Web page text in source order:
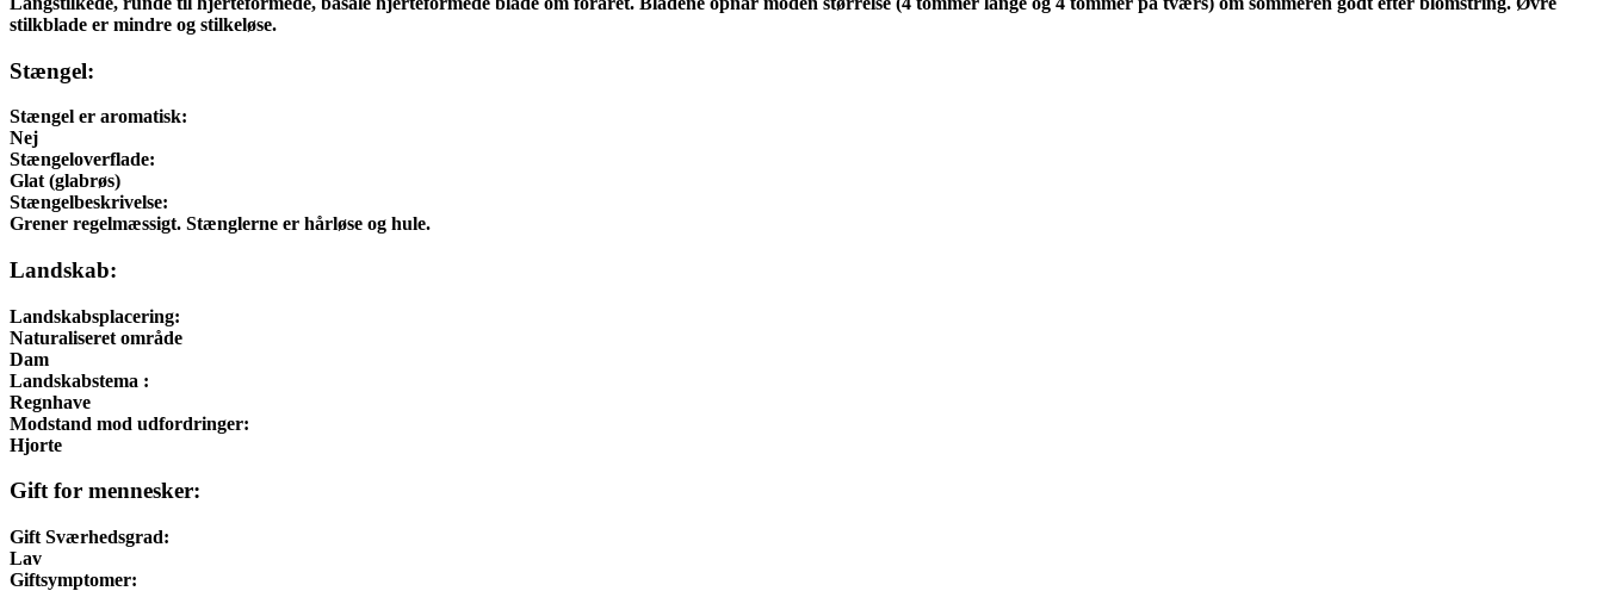
stilkblade er mindre og stilkeløse.
Stængel:
Stængel er aromatisk:
Nej
Stængeloverflade:
Glat (glabrøs)
Stængelbeskrivelse:
Grener regelmæssigt. Stænglerne er hårløse og hule.
Landskab:
Landskabsplacering:
Naturaliseret område
Dam
Landskabstema :
Regnhave
Modstand mod udfordringer:
Hjorte
Gift for mennesker:
Gift Sværhedsgrad:
Lav
Giftsymptomer: